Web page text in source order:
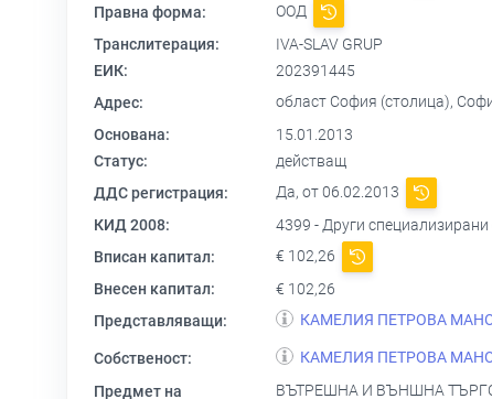
Правна форма:
ООД
Транслитерация:
IVA-SLAV GRUP
ЕИК:
202391445
Адрес:
област София (столица),
Основана:
15.01.2013
Статус:
действащ
ДДС регистрация:
Да, от 06.02.2013
КИД 2008:
4399 - Други
Вписан капитал:
€ 102,26
Внесен капитал:
€ 102,26
Представляващи:
КАМЕЛИЯ ПЕТРОВА
Собственост: КАМЕЛИЯ ПЕТРОВА
Предмет на
ВЪТРЕШНА И ВЪНШНА